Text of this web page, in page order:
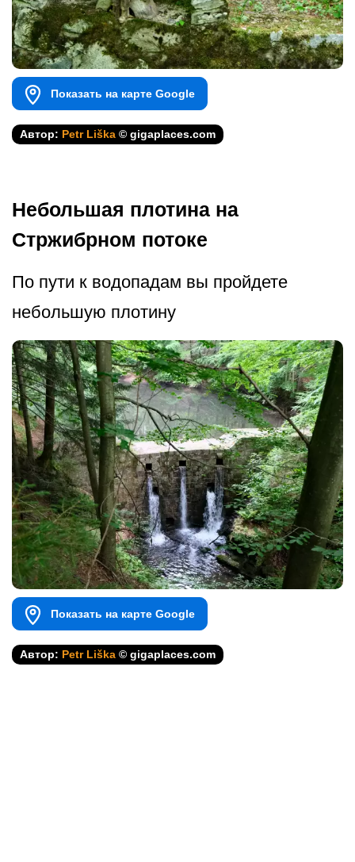
Показать на карте Google
Автор: Petr Liška © gigaplaces.com
Небольшая плотина на
Стржибрном потоке
По пути к водопадам вы пройдете
небольшую плотину
Показать на карте Google
Автор: Petr Liška © gigaplaces.com